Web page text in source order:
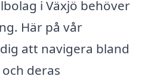
i Växjö behöver
Här på vår
att navigera bland
deras